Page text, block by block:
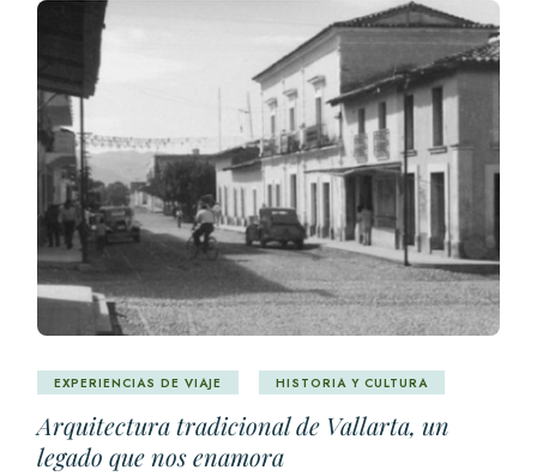
EXPERIENCIAS DE VIAJE HISTORIA Y CULTURA
Arquitectura tradicional de Vallarta, un
legado que nos enamora